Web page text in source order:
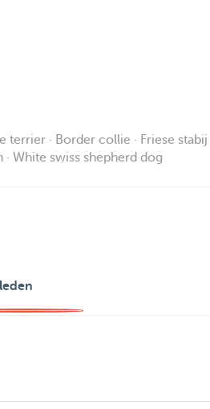
terrier · Border collie · Friese
White swiss shepherd dog